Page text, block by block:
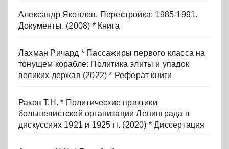
Александр Яковлев. Перестройка: 1985-1991.
Документы. (2008) * Книга
Лахман Ричард * Пассажиры первого класса на
тонущем корабле: Политика элиты и упадок
великих держав (2022) * Реферат книги
Раков Т.Н. * Политические практики
большевистской организации Ленинграда в
дискуссиях 1921 и 1925 гг. (2020) * Диссертация